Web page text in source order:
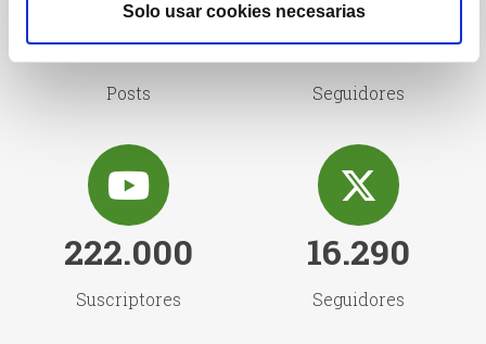
Solo usar cookies necesarias
1.222
Posts
1.732
Seguidores
222.000
Suscriptores
16.290
Seguidores